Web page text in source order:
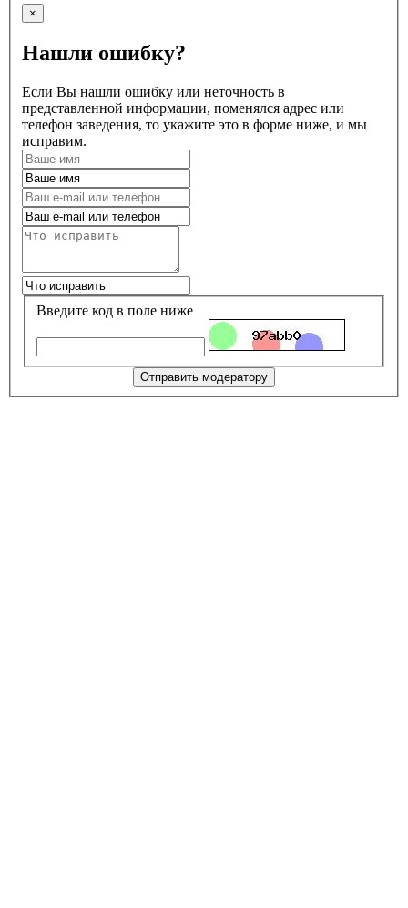
×
Нашли ошибку?
Если Вы нашли ошибку или неточность в
представленной информации, поменялся адрес или
телефон заведения, то укажите это в форме ниже, и мы
исправим.
Введите код в поле ниже
Отправить модератору